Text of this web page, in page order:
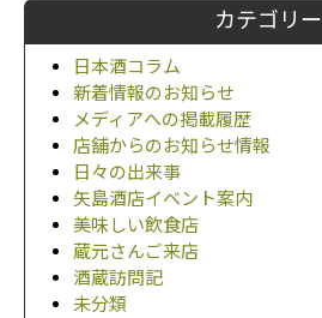
カテゴリー
日本酒コラム
新着情報のお知らせ
メディアへの掲載履歴
店舗からのお知らせ情報
日々の出来事
矢島酒店イベント案内
美味しい飲食店
蔵元さんご来店
酒蔵訪問記
未分類